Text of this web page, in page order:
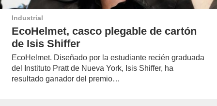
Industrial
EcoHelmet, casco plegable de cartón
de Isis Shiffer
EcoHelmet. Diseñado por la estudiante recién graduada
del Instituto Pratt de Nueva York, Isis Shiffer, ha
resultado ganador del premio…